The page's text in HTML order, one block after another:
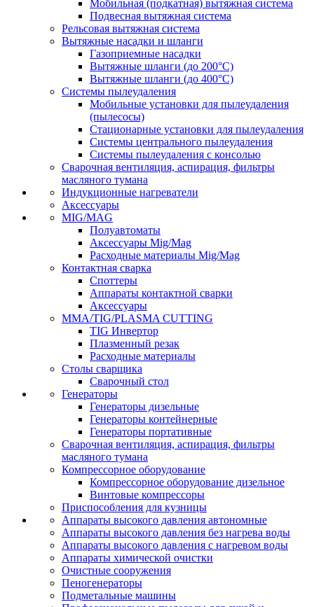
Мобильная (подкатная) вытяжная система
Подвесная вытяжная система
Рельсовая вытяжная система
Вытяжные насадки и шланги
Газоприемные насадки
Вытяжные шланги (до 200°C)
Вытяжные шланги (до 400°C)
Системы пылеудаления
Мобильные установки для пылеудаления
(пылесосы)
Стационарные установки для пылеудаления
Системы центрального пылеудаления
Системы пылеудаления с консолью
Сварочная вентиляция, аспирация, фильтры
масляного тумана
Индукционные нагреватели
Аксессуары
MIG/MAG
Полуавтоматы
Аксессуары Mig/Mag
Расходные материалы Mig/Mag
Контактная сварка
Споттеры
Аппараты контактной сварки
Аксессуары
MMA/TIG/PLASMA CUTTING
TIG Инвертор
Плазменный резак
Расходные материалы
Столы сварщика
Сварочный стол
Генераторы
Генераторы дизельные
Генераторы контейнерные
Генераторы портативные
Сварочная вентиляция, аспирация, фильтры
масляного тумана
Компрессорное оборудование
Компрессорное оборудование дизельное
Винтовые компрессоры
Приспособления для кузницы
Аппараты высокого давления автономные
Аппараты высокого давления без нагрева воды
Аппараты высокого давления с нагревом воды
Аппараты химической очистки
Очистные сооружения
Пеногенераторы
Подметальные машины